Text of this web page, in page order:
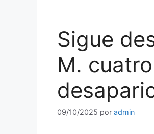
Sigue
M.
09/10/2025 por admin